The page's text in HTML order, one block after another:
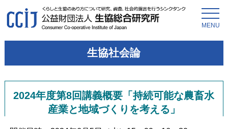
MENU
生協社会論
2024年度第8回講義概要「持続可能な農畜水
産業と地域づくりを考える」